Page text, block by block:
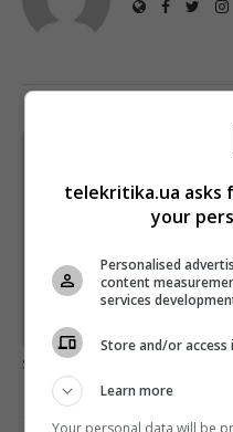
Пишемо з любов'ю
Підпишіться ще раз, якщо
загрузка...
telekritika.ua asks
your
Personalised
content
services
Store and/or
Learn more
Your personal data will be